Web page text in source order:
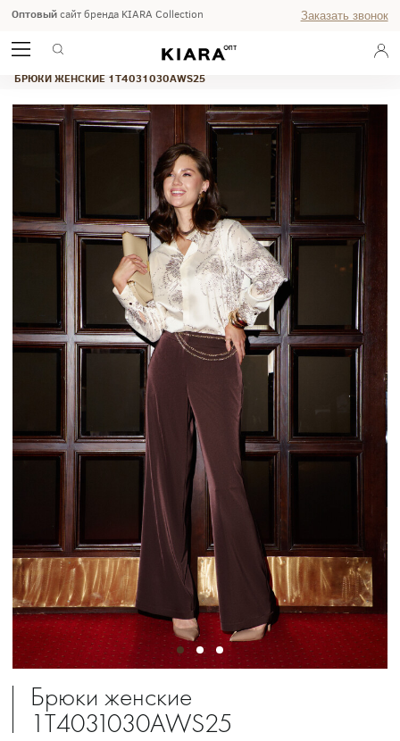
Оптовыйсайт бренда KIARA Collection Заказать звонок
БРЮКИ ЖЕНСКИЕ 1T4031030AWS25
Брюки женские
1T4031030AWS25